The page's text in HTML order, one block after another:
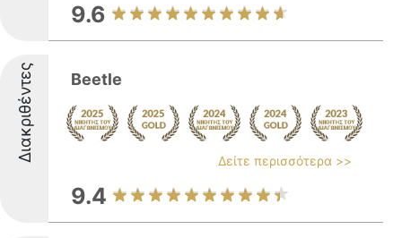
9.6
Διακριθέντες Beetle
Δείτε περισσότερα >>
9.4